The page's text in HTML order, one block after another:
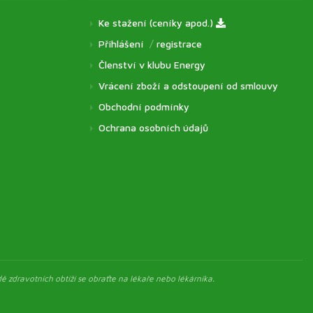
Ke stažení (ceníky apod.)
Přihlášení / registrace
Členství v klubu Energy
Vrácení zboží a odstoupení od smlouvy
Obchodní podmínky
Ochrana osobních údajů
zdravotních obtíží se obraťte na lékaře nebo lékárníka.